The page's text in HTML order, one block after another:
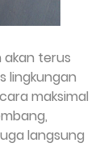
akan terus
lingkungan
maksimal
langsung